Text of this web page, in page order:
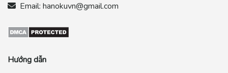
Email: hanokuvn@gmail.com
Hướng dẫn